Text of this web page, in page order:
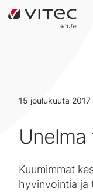
15 joulukuuta 2017
Kuumimmat
hyvinvointia ja